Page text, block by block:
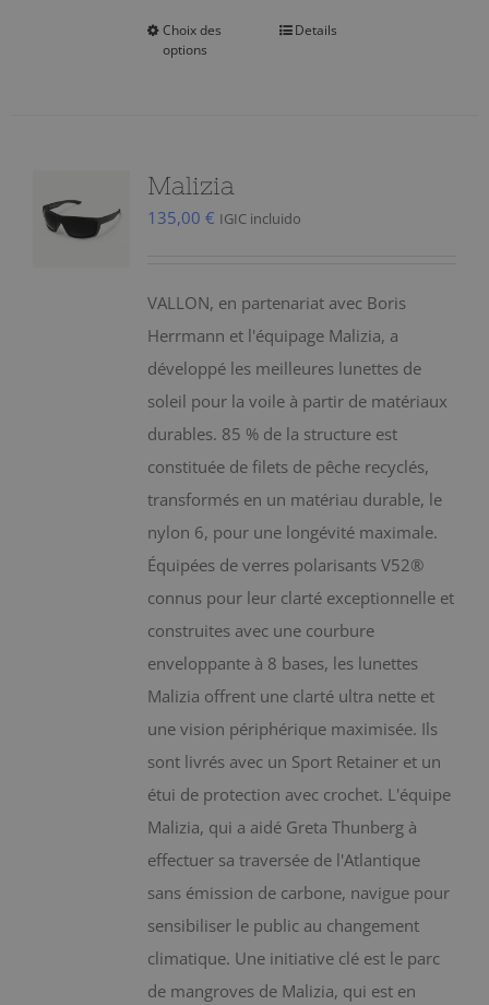
Choix des
options
Ce
être
choisies
sur
la
page
du
produit
Details
Malizia
135,00 € IGIC incluido
VALLON, en partenariat avec Boris
Herrmann et l'équipage Malizia, a
développé les meilleures lunettes de
soleil pour la voile à partir de matériaux
durables. 85 % de la structure est
constituée de filets de pêche recyclés,
transformés en un matériau durable, le
nylon 6, pour une longévité maximale.
Équipées de verres polarisants V52®
connus pour leur clarté exceptionnelle et
construites avec une courbure
enveloppante à 8 bases, les lunettes
Malizia offrent une clarté ultra nette et
une vision périphérique maximisée. Ils
sont livrés avec un Sport Retainer et un
étui de protection avec crochet. L'équipe
Malizia, qui a aidé Greta Thunberg à
effectuer sa traversée de l'Atlantique
sans émission de carbone, navigue pour
sensibiliser le public au changement
climatique. Une initiative clé est le parc
de mangroves de Malizia, qui est en